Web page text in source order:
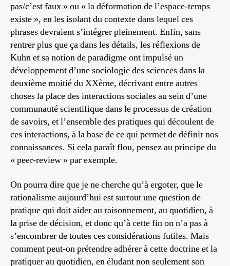
pas/c’est faux » ou « la déformation de l’espace-temps
existe », en les isolant du contexte dans lequel ces
phrases devraient s’intégrer pleinement. Enfin, sans
rentrer plus que ça dans les détails, les réflexions de
Kuhn et sa notion de paradigme ont impulsé un
développement d’une sociologie des sciences dans la
deuxième moitié du XXème, décrivant entre autres
choses la place des interactions sociales au sein d’une
communauté scientifique dans le processus de création
de savoirs, et l’ensemble des pratiques qui découlent de
ces interactions, à la base de ce qui permet de définir nos
connaissances. Si cela paraît flou, pensez au principe du
« peer-review » par exemple.
On pourra dire que je ne cherche qu’à ergoter, que le
rationalisme aujourd’hui est surtout une question de
pratique qui doit aider au raisonnement, au quotidien, à
la prise de décision, et donc qu’à cette fin on n’a pas à
s’encombrer de toutes ces considérations futiles. Mais
comment peut-on prétendre adhérer à cette doctrine et la
pratiquer au quotidien, en éludant non seulement son